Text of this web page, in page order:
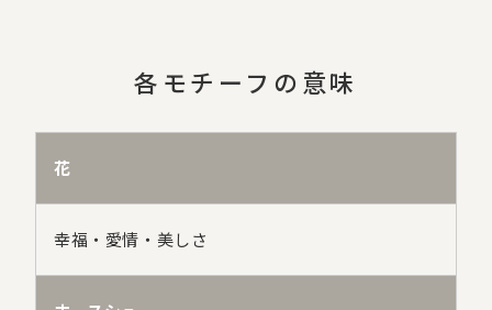
各モチーフの意味
花
幸福・愛情・美しさ